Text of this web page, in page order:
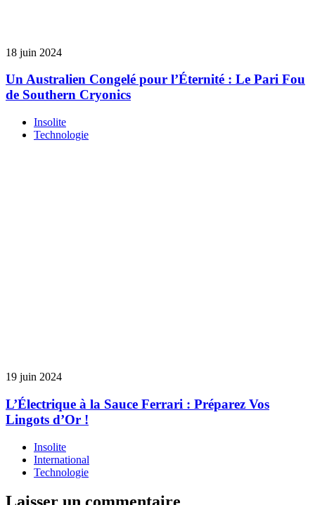
18 juin 2024
Un Australien Congelé pour l’Éternité : Le Pari Fou
de Southern Cryonics
Insolite
Technologie
19 juin 2024
L’Électrique à la Sauce Ferrari : Préparez Vos
Lingots d’Or !
Insolite
International
Technologie